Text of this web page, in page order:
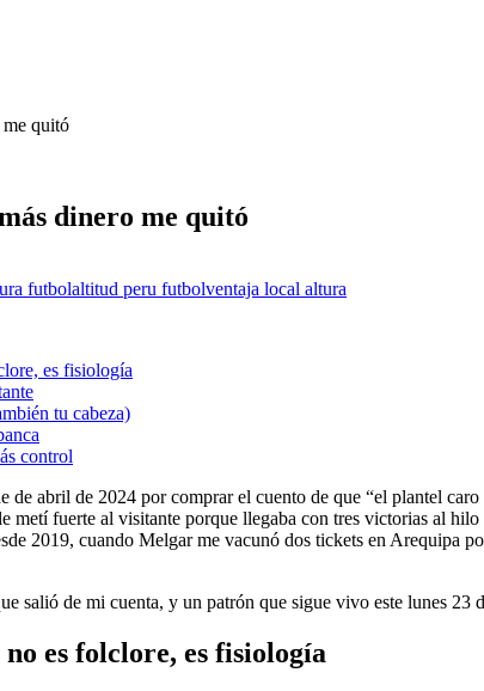
me quitó
dinero me quitó
futbolaltitud peru futbolventaja local altura
es fisiología
tu cabeza)
control
de abril de 2024 por comprar el cuento de que “el plantel
metí fuerte al visitante porque llegaba con tres victorias al
2019, cuando Melgar me vacunó dos tickets en Arequipa
salió de mi cuenta, y un patrón que sigue vivo este lunes
es folclore, es fisiología